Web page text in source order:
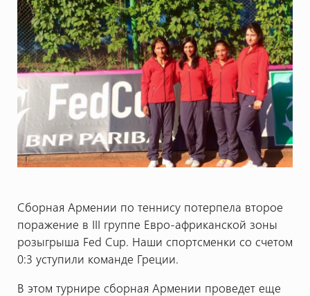
Сборная Армении по теннису потерпела второе
поражение в III группе Евро-африканской зоны
розыгрыша Fed Cup. Наши спортсменки со счетом
0:3 уступили команде Греции.
В этом турнире сборная Армении проведет еще